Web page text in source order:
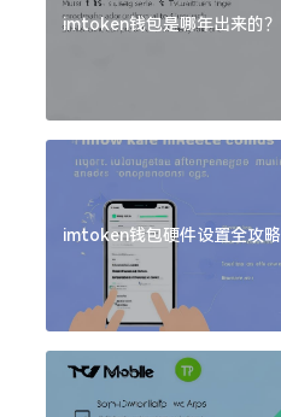
imtoken钱包是哪年出来的
imtoken钱包硬件设置全攻